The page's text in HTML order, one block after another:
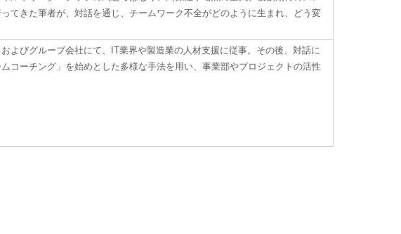
てきた筆者が、対話を通じ、チームワーク不全がどのように生まれ、どう変
よびグループ会社にて、IT業界や製造業の人材支援に従事。その後、対話に
コーチング」を始めとした多様な手法を用い、事業部やプロジェクトの活性